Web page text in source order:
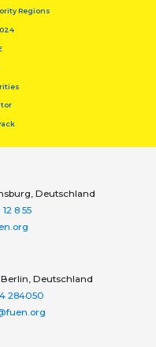
Regions
Deutschland
8 55
Berlin, Deutschland
284050